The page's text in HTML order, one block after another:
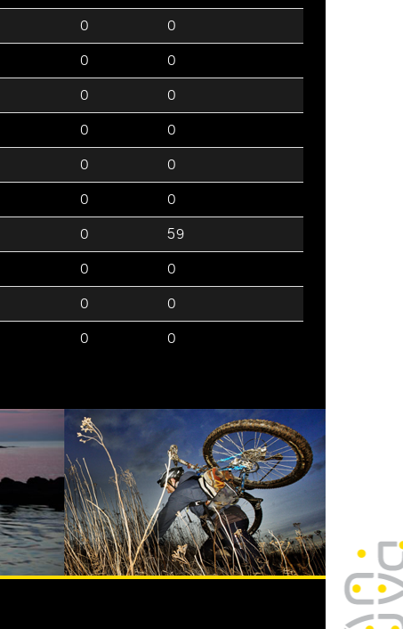
0 0
0 0
0 0
0 0
0 0
0 0
0 59
0 0
0 0
0 0